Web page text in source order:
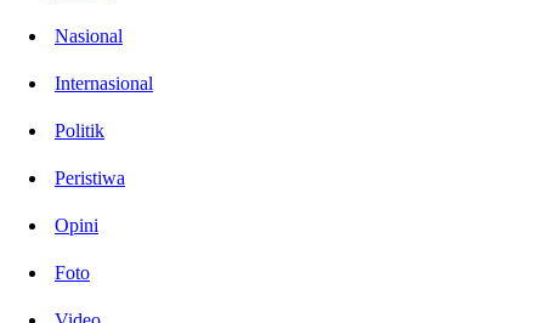
Nasional
Internasional
Politik
Peristiwa
Opini
Foto